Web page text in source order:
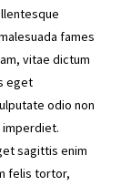
fames
vitae dictum
eget
odio non
imperdiet.
sagittis enim
felis tortor,